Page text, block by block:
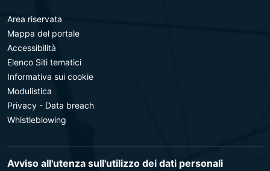
Area riservata
Mappa del portale
Accessibilità
Elenco Siti tematici
Informativa sui cookie
Modulistica
Privacy - Data breach
Whistleblowing
Avviso all'utenza sull'utilizzo dei dati personali